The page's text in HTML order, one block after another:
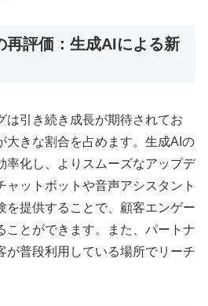
再評価：生成AIによる新
は引き続き成長が期待されてお
大きな割合を占めます。生成AIの
率化し、よりスムーズなアップデ
ャットボットや音声アシスタント
を提供することで、顧客エンゲー
ことができます。また、パートナ
が普段利用している場所でリーチ